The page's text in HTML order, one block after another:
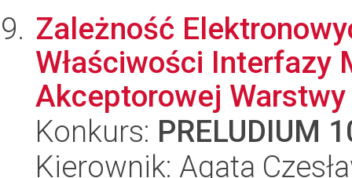
Zależność
Właściwości Interfazy
Akceptorowej
Konkurs: PRELUDIUM
Kierownik: Agata